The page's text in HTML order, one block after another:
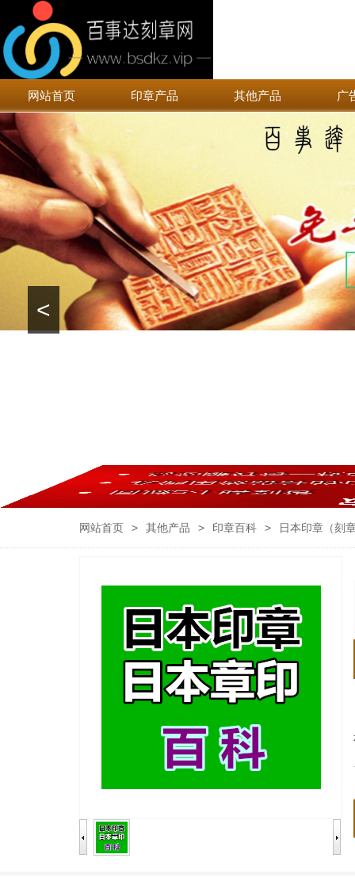
网站首页 印章产品 其他产品 广
<
网站首页 > 其他产品 > 印章百科 > 日本印章（刻